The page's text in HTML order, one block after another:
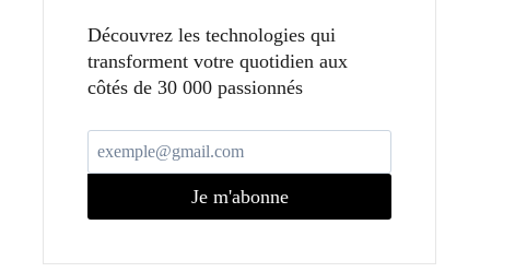
Découvrez les technologies qui
transforment votre quotidien aux
côtés de 30 000 passionnés
Je m'abonne